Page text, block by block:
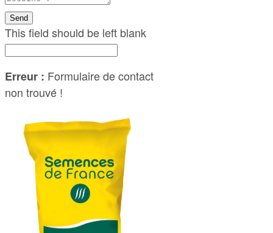
Send
This field should be left blank
Erreur : Formulaire de contact
non trouvé !